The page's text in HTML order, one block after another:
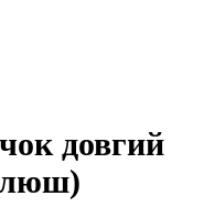
довгий